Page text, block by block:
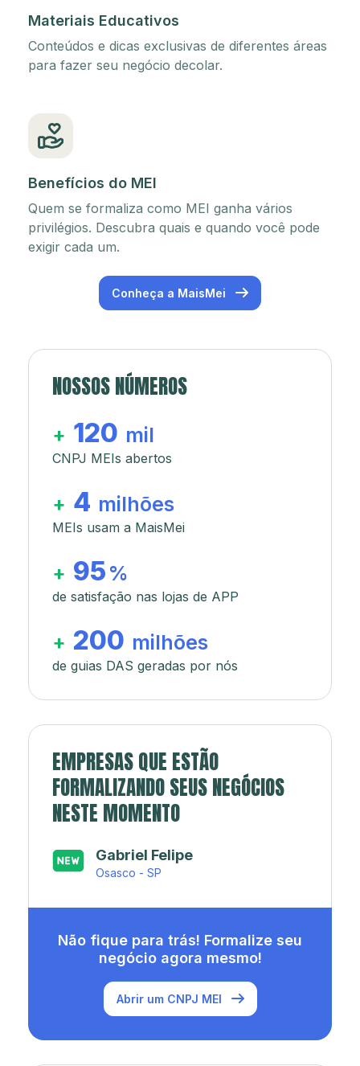
Materiais Educativos
Conteúdos e dicas exclusivas de diferentes áreas
para fazer seu negócio decolar.
Benefícios do MEI
Quem se formaliza como MEI ganha vários
privilégios. Descubra quais e quando você pode
exigir cada um.
Conheça a MaisMei
NOSSOS NÚMEROS
+ 120 mil
CNPJ MEIs abertos
+ 4 milhões
MEIs usam a MaisMei
+ 95 %
de satisfação nas lojas de APP
+ 200 milhões
de guias DAS geradas por nós
EMPRESAS QUE ESTÃO
FORMALIZANDO SEUS NEGÓCIOS
NESTE MOMENTO
Japa’s açaí e sorveteria
Rio de Janeiro - RJ
Não fique para trás! Formalize seu
negócio agora mesmo!
Abrir um CNPJ MEI